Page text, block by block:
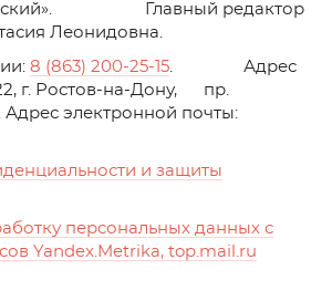
Главный редактор
Леонидовна.
8 (863) 200-25-15. Адрес
г. Ростов-на-Дону, пр.
электронной почты:
и защиты
персональных данных с
Yandex.Metrika, top.mail.ru